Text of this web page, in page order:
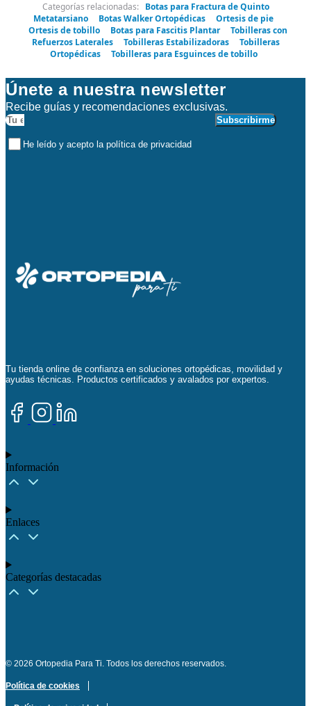
Categorías relacionadas: Botas para Fractura de Quinto
Metatarsiano
Botas Walker Ortopédicas
Ortesis de pie
Ortesis de tobillo
Botas para Fascitis Plantar
Tobilleras con
Refuerzos Laterales
Tobilleras Estabilizadoras
Tobilleras
Ortopédicas
Tobilleras para Esguinces de tobillo
Únete a nuestra newsletter
Recibe guías y recomendaciones exclusivas.
He leído y acepto la política de privacidad
Subscribirme
Tu tienda online de confianza en soluciones ortopédicas, movilidad y
ayudas técnicas. Productos certificados y avalados por expertos.
Información
Enlaces
Categorías destacadas​
© 2026 Ortopedia Para Ti. Todos los derechos reservados.
Política de cookies